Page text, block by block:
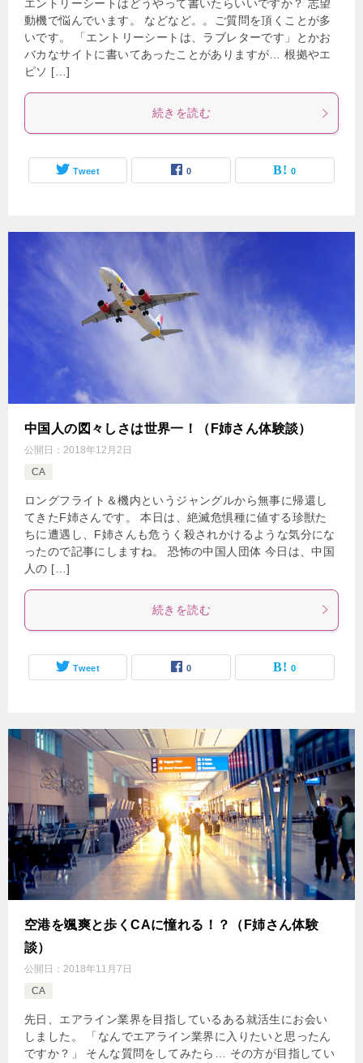
エントリーシートはどうやって書いたらいいですか？ 志望
動機で悩んでいます。 などなど。。ご質問を頂くことが多
いです。 「エントリーシートは、ラブレターです」とかお
バカなサイトに書いてあったことがありますが… 根拠やエ
ピソ […]
続きを読む
Tweet 0 0
中国人の図々しさは世界一！（F姉さん体験談）
公開日： 2018年12月2日
CA
ロングフライト＆機内というジャングルから無事に帰還し
てきたF姉さんです。 本日は、絶滅危惧種に値する珍獣た
ちに遭遇し、F姉さんも危うく殺されかけるような気分にな
ったので記事にしますね。 恐怖の中国人団体 今日は、中国
人の […]
続きを読む
Tweet 0 0
空港を颯爽と歩くCAに憧れる！？（F姉さん体験
談）
公開日： 2018年11月7日
CA
先日、エアライン業界を目指しているある就活生にお会い
しました。 「なんでエアライン業界に入りたいと思ったん
ですか？」 そんな質問をしてみたら… その方が目指してい